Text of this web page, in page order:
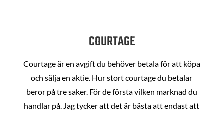
COURTAGE
Courtage är en avgift du behöver betala för att köpa
och sälja en aktie. Hur stort courtage du betalar
beror på tre saker. För de första vilken marknad du
handlar på. Jag tycker att det är bästa att endast att